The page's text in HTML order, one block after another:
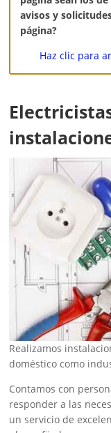
avisos y
página?
Haz clic para
Realizamos
doméstico como
Contamos con
responder a las
un servicio de